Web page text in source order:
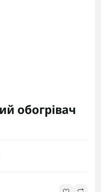
обогрівач